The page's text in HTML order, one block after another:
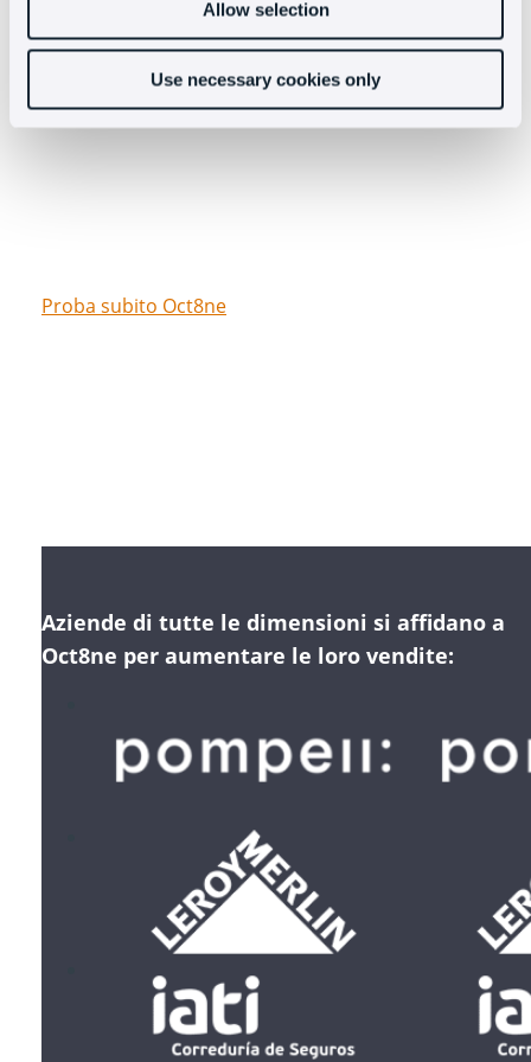
Allow selection
Use necessary cookies only
Prova gratuitamente la
chat di Oct8ne
Proba subito Oct8ne
Aziende di tutte le dimensioni si affidano a
Oct8ne per aumentare le loro vendite: